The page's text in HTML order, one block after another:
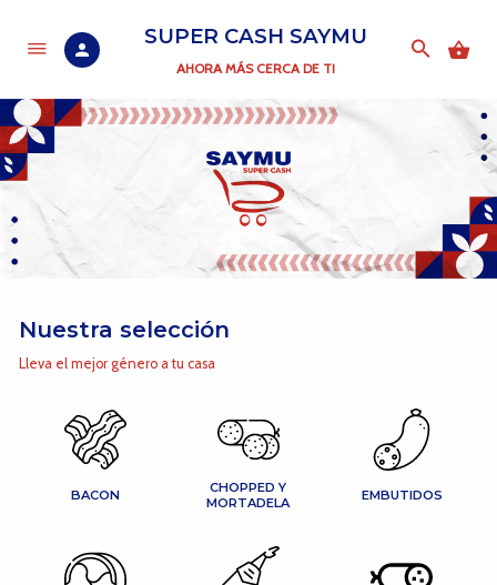
SUPER CASH SAYMU
AHORA MÁS CERCA DE TI
Nuestra selección
Lleva el mejor género a tu casa
BACON
CHOPPED Y
MORTADELA
EMBUTIDOS